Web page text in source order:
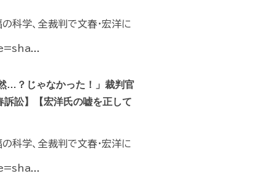
科学、全裁判で文春・宏洋に
…？じゃなかった！」裁判官
訟】【宏洋氏の嘘を正して
科学、全裁判で文春・宏洋に